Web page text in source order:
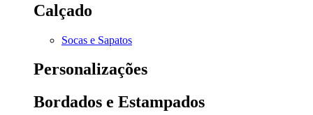
Calçado
Socas e Sapatos
Personalizações
Bordados e Estampados